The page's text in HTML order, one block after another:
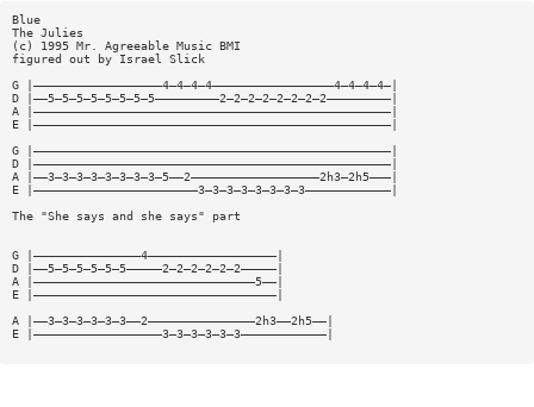
Blue
The Julies
(c) 1995 Mr. Agreeable Music BMI
figured out by Israel Slick
G |——————————————————4—4—4—4—————————————————4—4—4—4—|
D |——5—5—5—5—5—5—5—5—————————2—2—2—2—2—2—2—2—————————|
A |——————————————————————————————————————————————————|
E |——————————————————————————————————————————————————|
G |——————————————————————————————————————————————————|
D |——————————————————————————————————————————————————|
A |——3—3—3—3—3—3—3—3—5——2——————————————————2h3—2h5———|
E |———————————————————————3—3—3—3—3—3—3—3————————————|
The "She says and she says" part
G |———————————————4——————————————————|
D |——5—5—5—5—5—5—————2—2—2—2—2—2—————|
A |———————————————————————————————5——|
E |——————————————————————————————————|
A |——3—3—3—3—3—3——2———————————————2h3——2h5——|
E |——————————————————3—3—3—3—3—3————————————|